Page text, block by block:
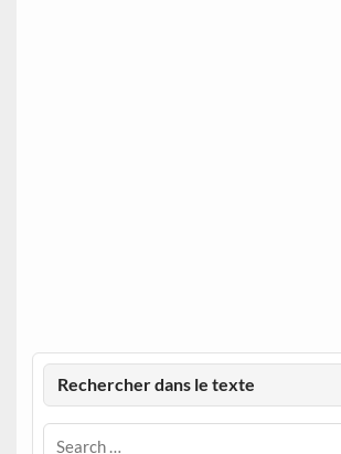
Rechercher dans le texte